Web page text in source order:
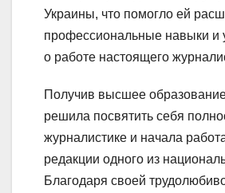
Украины, что помогло ей
профессиональные навыки и
о работе настоящего
Получив высшее
решила посвятить себя
журналистике и начала
редакции одного из
Благодаря своей